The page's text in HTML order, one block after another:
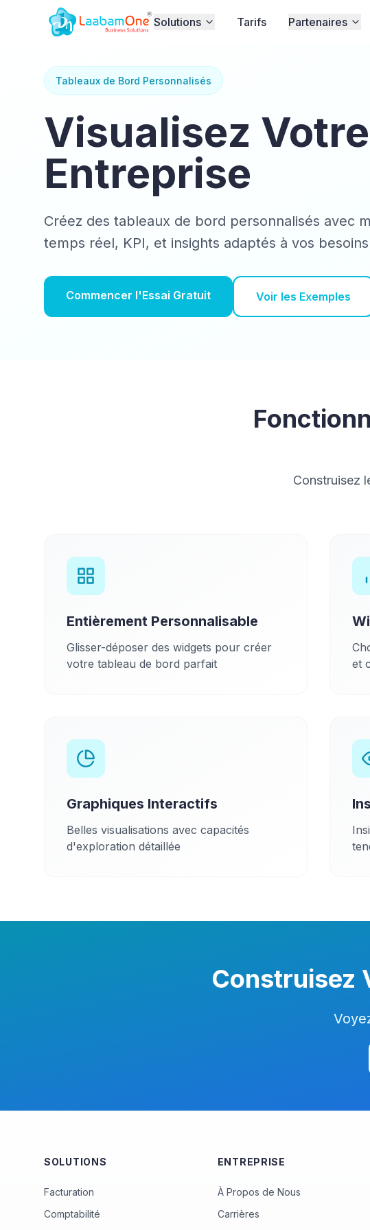
Solutions Tarifs Partenaires
Tableaux de Bord Personnalisés
Visualisez Votre
Entreprise
Créez des tableaux de bord personnalisés avec
temps réel, KPI, et insights adaptés à vos besoins
Commencer l'Essai Gratuit Voir les Exemples
Construisez
Entièrement Personnalisable
Glisser-déposer des widgets pour créer
votre tableau de bord parfait
et
Graphiques Interactifs
Belles visualisations avec capacités
d'exploration détaillée
Construisez
SOLUTIONS
Facturation
Comptabilité
ENTREPRISE
À Propos de Nous
Carrières